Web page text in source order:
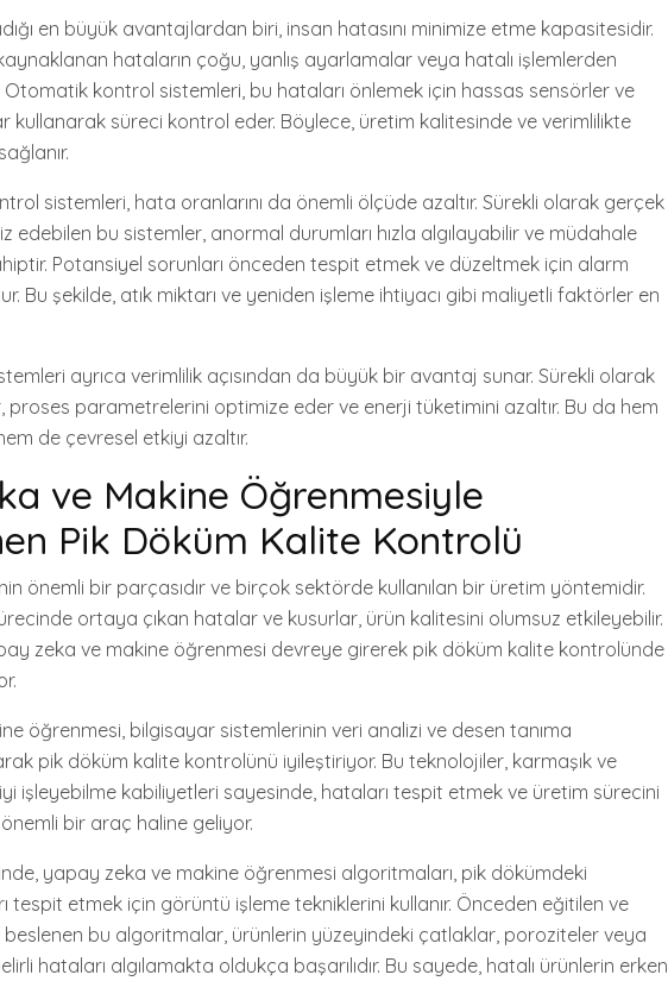
en büyük avantajlardan biri, insan hatasını minimize etme kapasitesidir.
hataların çoğu, yanlış ayarlamalar veya hatalı işlemlerden
Otomatik kontrol sistemleri, bu hataları önlemek için hassas sensörler ve
kullanarak süreci kontrol eder. Böylece, üretim kalitesinde ve verimlilikte
sistemleri, hata oranlarını da önemli ölçüde azaltır. Sürekli olarak gerçek
edebilen bu sistemler, anormal durumları hızla algılayabilir ve müdahale
Potansiyel sorunları önceden tespit etmek ve düzeltmek için alarm
Bu şekilde, atık miktarı ve yeniden işleme ihtiyacı gibi maliyetli faktörler en
ayrıca verimlilik açısından da büyük bir avantaj sunar. Sürekli olarak
proses parametrelerini optimize eder ve enerji tüketimini azaltır. Bu da hem
de çevresel etkiyi azaltır.
ve Makine Öğrenmesiyle
Pik Döküm Kalite Kontrolü
önemli bir parçasıdır ve birçok sektörde kullanılan bir üretim yöntemidir.
ortaya çıkan hatalar ve kusurlar, ürün kalitesini olumsuz etkileyebilir.
zeka ve makine öğrenmesi devreye girerek pik döküm kalite kontrolünde
öğrenmesi, bilgisayar sistemlerinin veri analizi ve desen tanıma
pik döküm kalite kontrolünü iyileştiriyor. Bu teknolojiler, karmaşık ve
işleyebilme kabiliyetleri sayesinde, hataları tespit etmek ve üretim sürecini
bir araç haline geliyor.
yapay zeka ve makine öğrenmesi algoritmaları, pik dökümdeki
tespit etmek için görüntü işleme tekniklerini kullanır. Önceden eğitilen ve
bu algoritmalar, ürünlerin yüzeyindeki çatlaklar, poroziteler veya
hataları algılamakta oldukça başarılıdır. Bu sayede, hatalı ürünlerin erken